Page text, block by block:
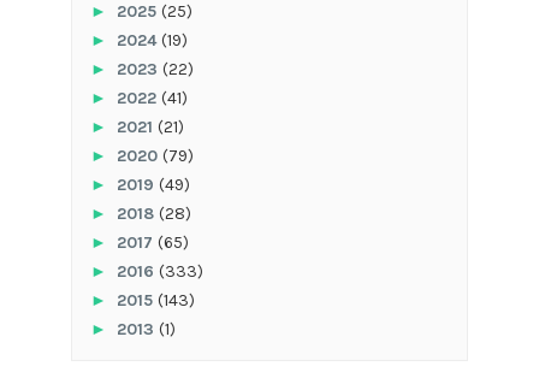
► 2025 (25)
► 2024(19)
► 2023 (22)
► 2022 (41)
► 2021 (21)
► 2020 (79)
► 2019 (49)
► 2018 (28)
► 2017 (65)
► 2016 (333)
► 2015 (143)
► 2013 (1)